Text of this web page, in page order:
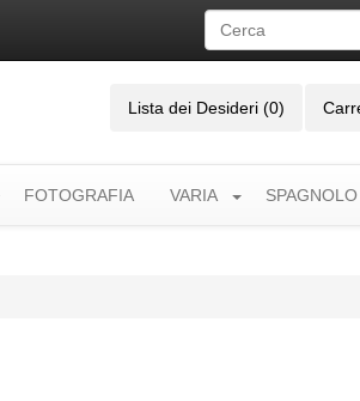
Lista dei Desideri (0)
FOTOGRAFIA VARIA SPAGNOLO